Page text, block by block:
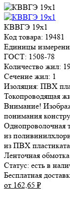
КВВГЭ 19х1
Код товара: 19481
Единицы
ГОСТ: 1508-78
Количество жил:
Сечение жил: 1
Изоляция: ПВХ
Токопроводящая
Внимание!
понимания
Однопроволочная
из
из ПВХ
Ленточная
Статус: есть в
Бесплатная
от 162,65 ₽